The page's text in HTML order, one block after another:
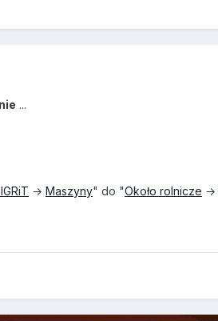
...
→ Maszyny" do "Około rolnicze →